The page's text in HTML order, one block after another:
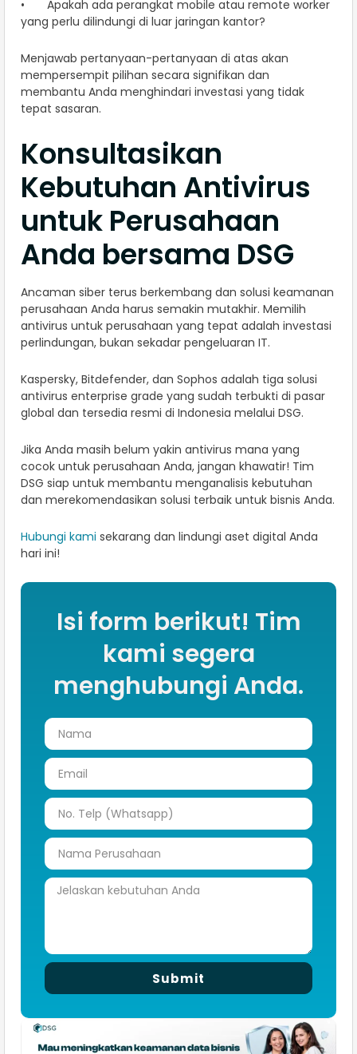
• Apakah ada perangkat mobile atau remote worker
yang perlu dilindungi di luar jaringan kantor?
Menjawab pertanyaan-pertanyaan di atas akan
mempersempit pilihan secara signifikan dan
membantu Anda menghindari investasi yang tidak
tepat sasaran.
Konsultasikan
Kebutuhan Antivirus
untuk Perusahaan
Anda bersama DSG
Ancaman siber terus berkembang dan solusi keamanan
perusahaan Anda harus semakin mutakhir. Memilih
antivirus untuk perusahaan yang tepat adalah investasi
perlindungan, bukan sekadar pengeluaran IT.
Kaspersky, Bitdefender, dan Sophos adalah tiga solusi
antivirus enterprise grade yang sudah terbukti di pasar
global dan tersedia resmi di Indonesia melalui DSG.
Jika Anda masih belum yakin antivirus mana yang
cocok untuk perusahaan Anda, jangan khawatir! Tim
DSG siap untuk membantu menganalisis kebutuhan
dan merekomendasikan solusi terbaik untuk bisnis Anda.
Hubungi kami sekarang dan lindungi aset digital Anda
hari ini!
Isi form berikut! Tim
kami segera
menghubungi Anda.
Submit